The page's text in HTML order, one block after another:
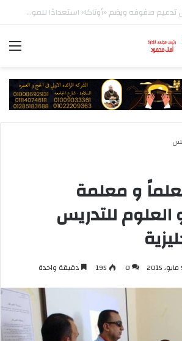
الأهلي يواصل تحضيراته في إسبانيا قبل مواجهة برشلونة وانطلاق الدوري
60معلماً و معلمة
العلوم للتدريس
0
195 دقيقة واحدة